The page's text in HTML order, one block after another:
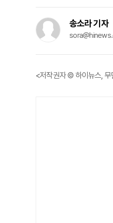
송소라 기자
<저작권자 © 하이뉴스,